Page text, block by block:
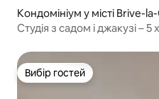
Кондомініум у місті Brive-
Студія з садом і джакузі – 5
Вибір гостей
Вибір гостей